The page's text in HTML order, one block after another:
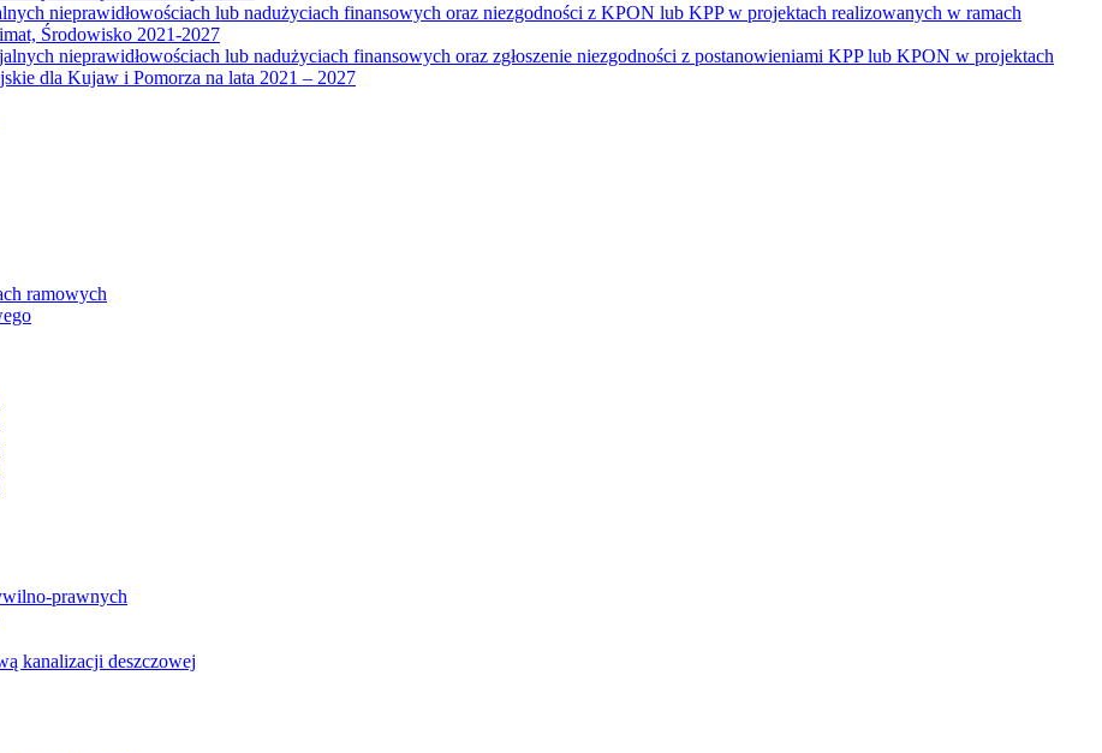
nieprawidłowościach lub nadużyciach finansowych oraz niezgodności z KPON lub KPP w projektach realizowanych w ramach
Środowisko 2021-2027
nieprawidłowościach lub nadużyciach finansowych oraz zgłoszenie niezgodności z postanowieniami KPP lub KPON w projektach
dla Kujaw i Pomorza na lata 2021 – 2027
ramowych
prawnych
kanalizacji deszczowej